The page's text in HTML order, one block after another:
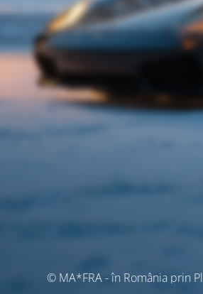
© MA*FRA - în România prin